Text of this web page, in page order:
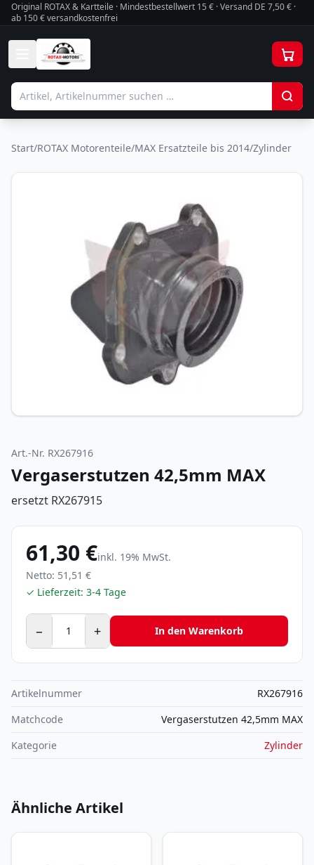
Original ROTAX & Kartteile · Mindestbestellwert 15 € · Versand DE 7,50 € ·
ab 150 € versandkostenfrei
Start/ROTAX Motorenteile/MAX Ersatzteile bis 2014/Zylinder
Art.-Nr. RX267916
Vergaserstutzen 42,5mm MAX
ersetzt RX267915
61,30 €inkl. 19% MwSt.
Netto: 51,51 €
✓ Lieferzeit: 3-4 Tage
− + In den Warenkorb
Artikelnummer
RX267916
Matchcode
Vergaserstutzen 42,5mm MAX
Kategorie
Zylinder
Ähnliche Artikel